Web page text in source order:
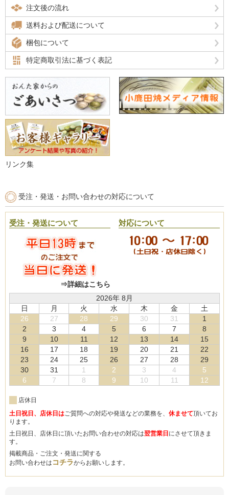
注文後の流れ
送料および配送について
梱包について
特定商取引法に基づく表記
リンク集
受注・発送・お問い合わせの対応について
受注・発送について
⇒詳細はこちら
対応について
2026年 8月
日
月 火 水 木 金
土
26
27 28 29 30 31
1
2
3 4 5 6 7
8
9
10 11 12 13 14
15
16
17 18 19 20 21
22
23
24 25 26 27 28
29
30
31 1 2 3 4
5
6
7 8 9 10 11 12
店休日
土日祝日、店休日はご質問への対応や発送などの業務を、 休ませて頂いてお
ります。
土日祝日、店休日に頂いたお問い合わせの対応は翌営業日 にさせて頂きま
す。
掲載商品・ご注文・発送に関する
お問い合わせは コチラからお願いします。